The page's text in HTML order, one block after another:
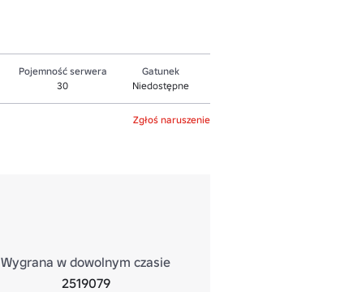
Pojemność serwera
30
Gatunek
Niedostępne
Zgłoś naruszenie
Wygrana w dowolnym czasie
2519079